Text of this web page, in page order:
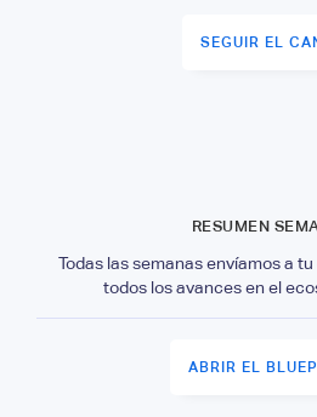
SEGUIR EL
RESUMEN
Todas las semanas envíamos a
todos los avances en el
ABRIR EL